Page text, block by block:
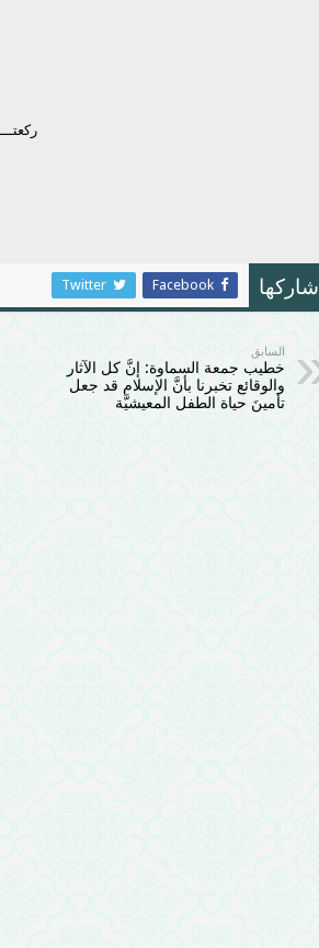
شاركها Facebook
Twitter
السابق
خطيب جمعة السماوة: إنَّ كل الآثار
والوقائع تخبرنا بأنَّ الإسلام قد جعل
تأمينَ حياة الطفل المعيشيَّة